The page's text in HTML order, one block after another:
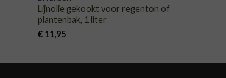
Lijnolie gekookt voor regenton of
plantenbak, 1 liter
€11,95